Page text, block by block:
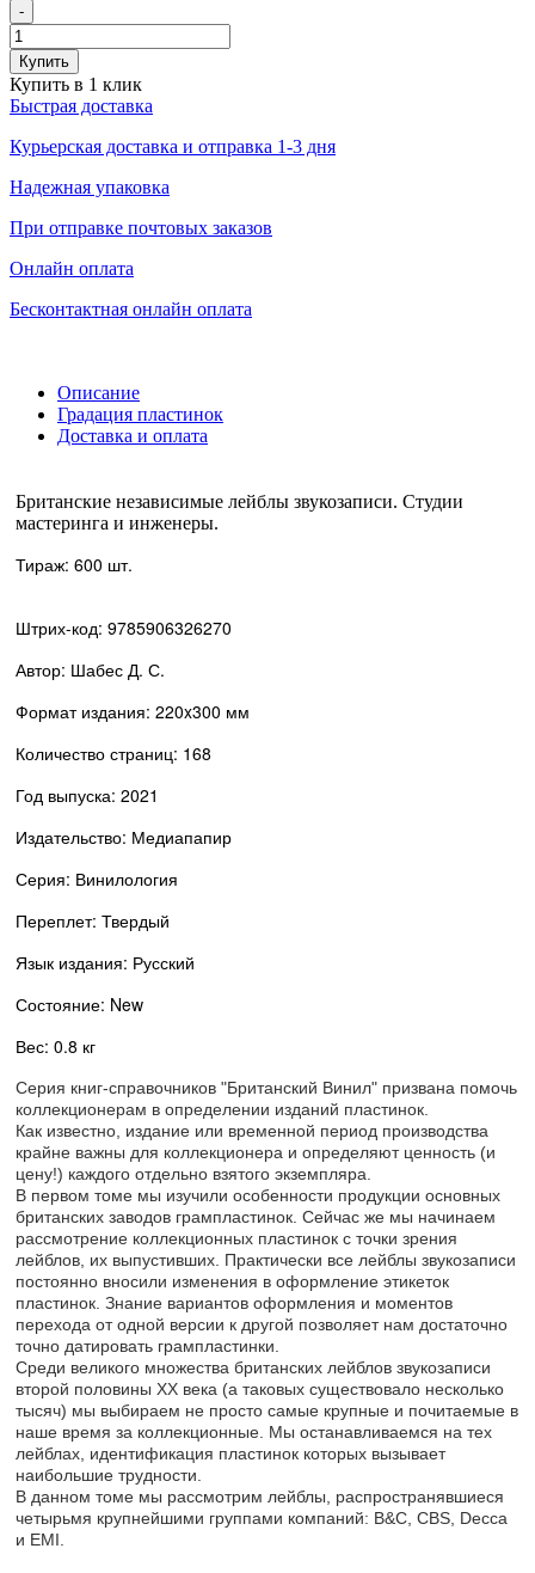
-
Купить
Купить в 1 клик
Быстрая доставка
Курьерская доставка и отправка 1-3 дня
Надежная упаковка
При отправке почтовых заказов
Онлайн оплата
Бесконтактная онлайн оплата
Описание
Градация пластинок
Доставка и оплата
Британские независимые лейблы звукозаписи. Студии
мастеринга и инженеры.
Тираж: 600 шт.
Штрих-код: 9785906326270
Автор: Шабес Д. С.
Формат издания: 220x300 мм
Количество страниц: 168
Год выпуска: 2021
Издательство: Медиапапир
Серия: Винилология
Переплет: Твердый
Язык издания: Русский
Состояние: New
Вес: 0.8 кг
Серия книг-справочников "Британский Винил" призвана помочь
коллекционерам в определении изданий пластинок.
Как известно, издание или временной период производства
крайне важны для коллекционера и определяют ценность (и
цену!) каждого отдельно взятого экземпляра.
В первом томе мы изучили особенности продукции основных
британских заводов грампластинок. Сейчас же мы начинаем
рассмотрение коллекционных пластинок с точки зрения
лейблов, их выпустивших. Практически все лейблы звукозаписи
постоянно вносили изменения в оформление этикеток
пластинок. Знание вариантов оформления и моментов
перехода от одной версии к другой позволяет нам достаточно
точно датировать грампластинки.
Среди великого множества британских лейблов звукозаписи
второй половины XX века (а таковых существовало несколько
тысяч) мы выбираем не просто самые крупные и почитаемые в
наше время за коллекционные. Мы останавливаемся на тех
лейблах, идентификация пластинок которых вызывает
наибольшие трудности.
В данном томе мы рассмотрим лейблы, распространявшиеся
четырьмя крупнейшими группами компаний: В&С, CBS, Decca
и EMI.